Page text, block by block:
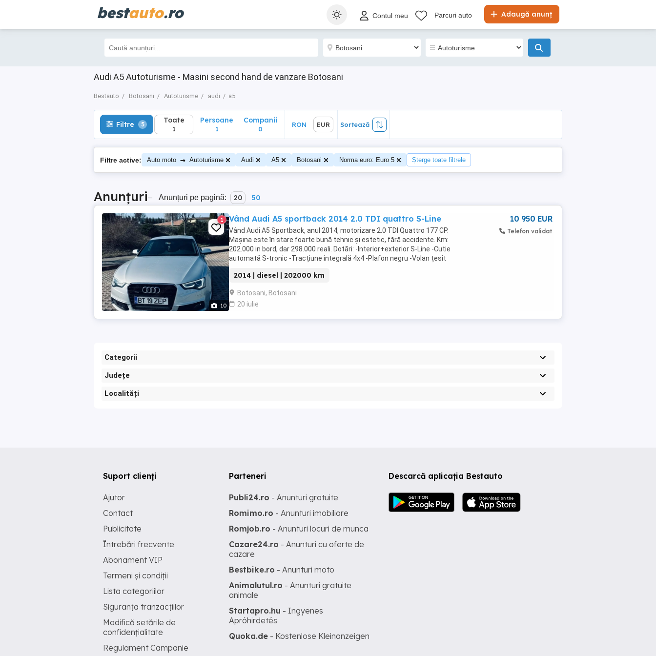
bestauto.ro Adaugă anunț
Contul meu Parcuri auto
Audi A5 Autoturisme - Masini second hand de vanzare Botosani
Bestauto Botosani Autoturisme audi a5
Filtre 5 Toate
1
Sortează
Filtre 5 Toate
1
Persoane
1
Companii
0
RON EUR Sortează
Filtre active: Auto moto → Autoturisme Audi A5 Botosani Norma euro: Euro 5 Șterge toate filtrele
Anunțuri– Anunțuri pe pagină: 20 50
10
1 Vând Audi A5 sportback 2014 2.0 TDI quattro S-Line
Vând Audi A5 Sportback, anul 2014, motorizare 2.0 TDI Quattro 177 CP.
Mașina este în stare foarte bună tehnic și estetic, fără accidente. Km:
202.000 in bord, dar 298.000 reali. Dotări: -Interior+exterior S-Line -Cutie
automată S-tronic -Tracțiune integrală 4x4 -Plafon negru -Volan țesit
2014 | diesel | 202000 km
Botosani, Botosani
20 iulie
10 950 EUR
Telefon validat
Categorii
Județe
Localități
Descarcă aplicația Bestauto
Suport clienți
Ajutor
Contact
Publicitate
Întrebări frecvente
Abonament VIP
Termeni și condiții
Lista categoriilor
Siguranța tranzacțiilor
Modifică setările de
confidențialitate
Regulament Campanie
Parteneri
Publi24.ro - Anunturi gratuite
Romimo.ro - Anunturi imobiliare
Romjob.ro - Anunturi locuri de munca
Cazare24.ro - Anunturi cu oferte de
cazare
Bestbike.ro - Anunturi moto
Animalutul.ro - Anunturi gratuite
animale
Startapro.hu - Ingyenes
Apróhirdetés
Quoka.de - Kostenlose Kleinanzeigen